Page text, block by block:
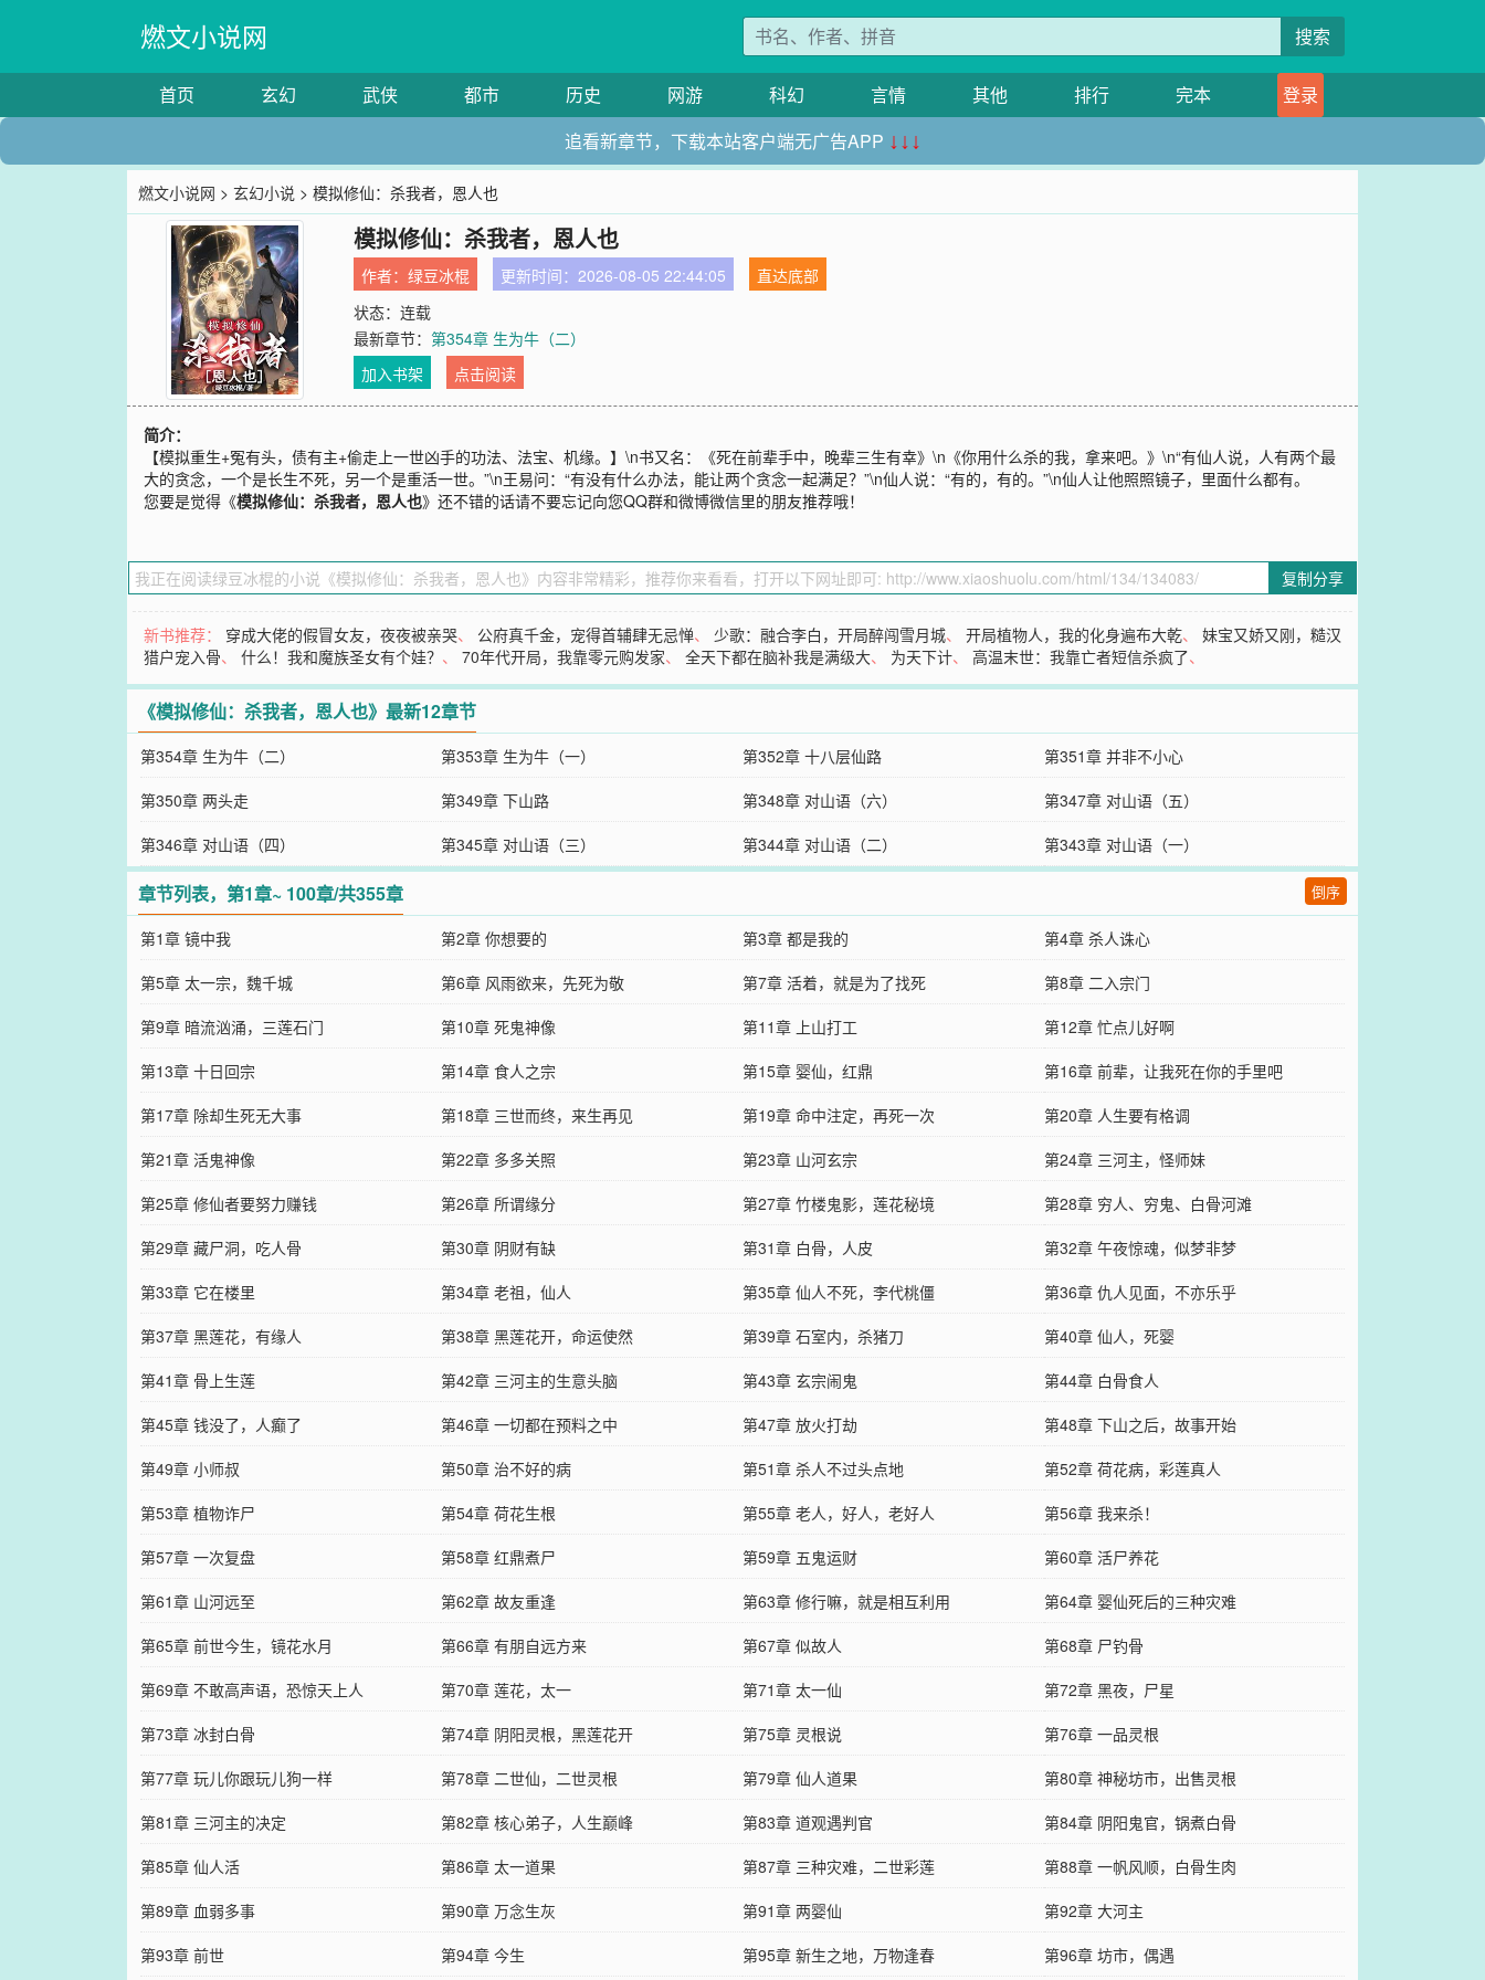
燃文小说网 搜索
首页 玄幻 武侠 都市 历史 网游 科幻 言情 其他 排行 完本
登录
追看新章节，下载本站客户端无广告APP ↓↓↓
燃文小说网 >玄幻小说 > 模拟修仙：杀我者，恩人也
模拟修仙：杀我者，恩人也
作者：绿豆冰棍 更新时间：2026-08-05 22:44:05
直达底部
状态：连载
最新章节：第354章 生为牛（二）
加入书架
点击阅读
简介：
【模拟重生+冤有头，债有主+偷走上一世凶手的功法、法宝、机缘。】\n书又名：《死在前辈手中，晚辈三生有幸》\n《你用什么杀的我，拿来吧。》\n“有仙人说，人有两个最
大的贪念，一个是长生不死，另一个是重活一世。”\n王易问：“有没有什么办法，能让两个贪念一起满足？”\n仙人说：“有的，有的。”\n仙人让他照照镜子，里面什么都有。
您要是觉得《模拟修仙：杀我者，恩人也》还不错的话请不要忘记向您QQ群和微博微信里的朋友推荐哦！
复制分享
新书推荐： 穿成大佬的假冒女友，夜夜被亲哭、 公府真千金，宠得首辅肆无忌惮、 少歌：融合李白，开局醉闯雪月城、开局植物人，我的化身遍布大乾、妹宝又娇又刚，糙汉
猎户宠入骨、什么！我和魔族圣女有个娃？ 、70年代开局，我靠零元购发家、全天下都在脑补我是满级大、 为天下计、高温末世：我靠亡者短信杀疯了、
《模拟修仙：杀我者，恩人也》最新12章节
第354章 生为牛（二） 第353章 生为牛（一） 第352章 十八层仙路
第351章 并非不小心
第350章 两头走
第349章 下山路 第348章 对山语（六）
第347章 对山语（五）
第346章 对山语（四）
第345章 对山语（三） 第344章 对山语（二） 第343章 对山语（一）
章节列表，第1章~ 100章/共355章 倒序
第1章 镜中我 第2章 你想要的 第3章 都是我的
第4章 杀人诛心
第5章 太一宗，魏千城
第6章 风雨欲来，先死为敬 第7章 活着，就是为了找死
第8章 二入宗门
第9章 暗流汹涌，三莲石门
第10章 死鬼神像 第11章 上山打工
第12章 忙点儿好啊
第13章 十日回宗
第14章 食人之宗 第15章 婴仙，红鼎
第16章 前辈，让我死在你的手里吧
第17章 除却生死无大事
第18章 三世而终，来生再见 第19章 命中注定，再死一次
第20章 人生要有格调
第21章 活鬼神像
第22章 多多关照 第23章 山河玄宗
第24章 三河主，怪师妹
第25章 修仙者要努力赚钱
第26章 所谓缘分 第27章 竹楼鬼影，莲花秘境
第28章 穷人、穷鬼、白骨河滩
第29章 藏尸洞，吃人骨
第30章 阴财有缺 第31章 白骨，人皮
第32章 午夜惊魂，似梦非梦
第33章 它在楼里
第34章 老祖，仙人 第35章 仙人不死，李代桃僵
第36章 仇人见面，不亦乐乎
第37章 黑莲花，有缘人
第38章 黑莲花开，命运使然 第39章 石室内，杀猪刀
第40章 仙人，死婴
第41章 骨上生莲
第42章 三河主的生意头脑 第43章 玄宗闹鬼
第44章 白骨食人
第45章 钱没了，人癫了
第46章 一切都在预料之中 第47章 放火打劫
第48章 下山之后，故事开始
第49章 小师叔
第50章 治不好的病 第51章 杀人不过头点地
第52章 荷花病，彩莲真人
第53章 植物诈尸
第54章 荷花生根 第55章 老人，好人，老好人
第56章 我来杀！
第57章 一次复盘
第58章 红鼎煮尸 第59章 五鬼运财
第60章 活尸养花
第61章 山河远至
第62章 故友重逢 第63章 修行嘛，就是相互利用
第64章 婴仙死后的三种灾难
第65章 前世今生，镜花水月
第66章 有朋自远方来 第67章 似故人
第68章 尸钓骨
第69章 不敢高声语，恐惊天上人
第70章 莲花，太一 第71章 太一仙
第72章 黑夜，尸星
第73章 冰封白骨
第74章 阴阳灵根，黑莲花开 第75章 灵根说
第76章 一品灵根
第77章 玩儿你跟玩儿狗一样
第78章 二世仙，二世灵根 第79章 仙人道果
第80章 神秘坊市，出售灵根
第81章 三河主的决定
第82章 核心弟子，人生巅峰 第83章 道观遇判官
第84章 阴阳鬼官，锅煮白骨
第85章 仙人活
第86章 太一道果 第87章 三种灾难，二世彩莲
第88章 一帆风顺，白骨生肉
第89章 血弱多事
第90章 万念生灰 第91章 两婴仙
第92章 大河主
第93章 前世
第94章 今生 第95章 新生之地，万物逢春 第96章 坊市，偶遇